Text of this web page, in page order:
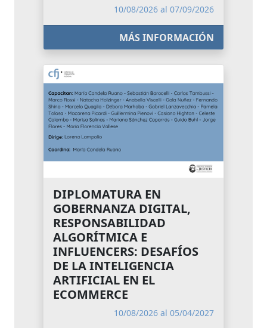
10/08/2026 al 07/09/2026
MÁS INFORMACIÓN
DIPLOMATURA EN
GOBERNANZA DIGITAL,
RESPONSABILIDAD
ALGORÍTMICA E
INFLUENCERS: DESAFÍOS
DE LA INTELIGENCIA
ARTIFICIAL EN EL
ECOMMERCE
10/08/2026 al 05/04/2027